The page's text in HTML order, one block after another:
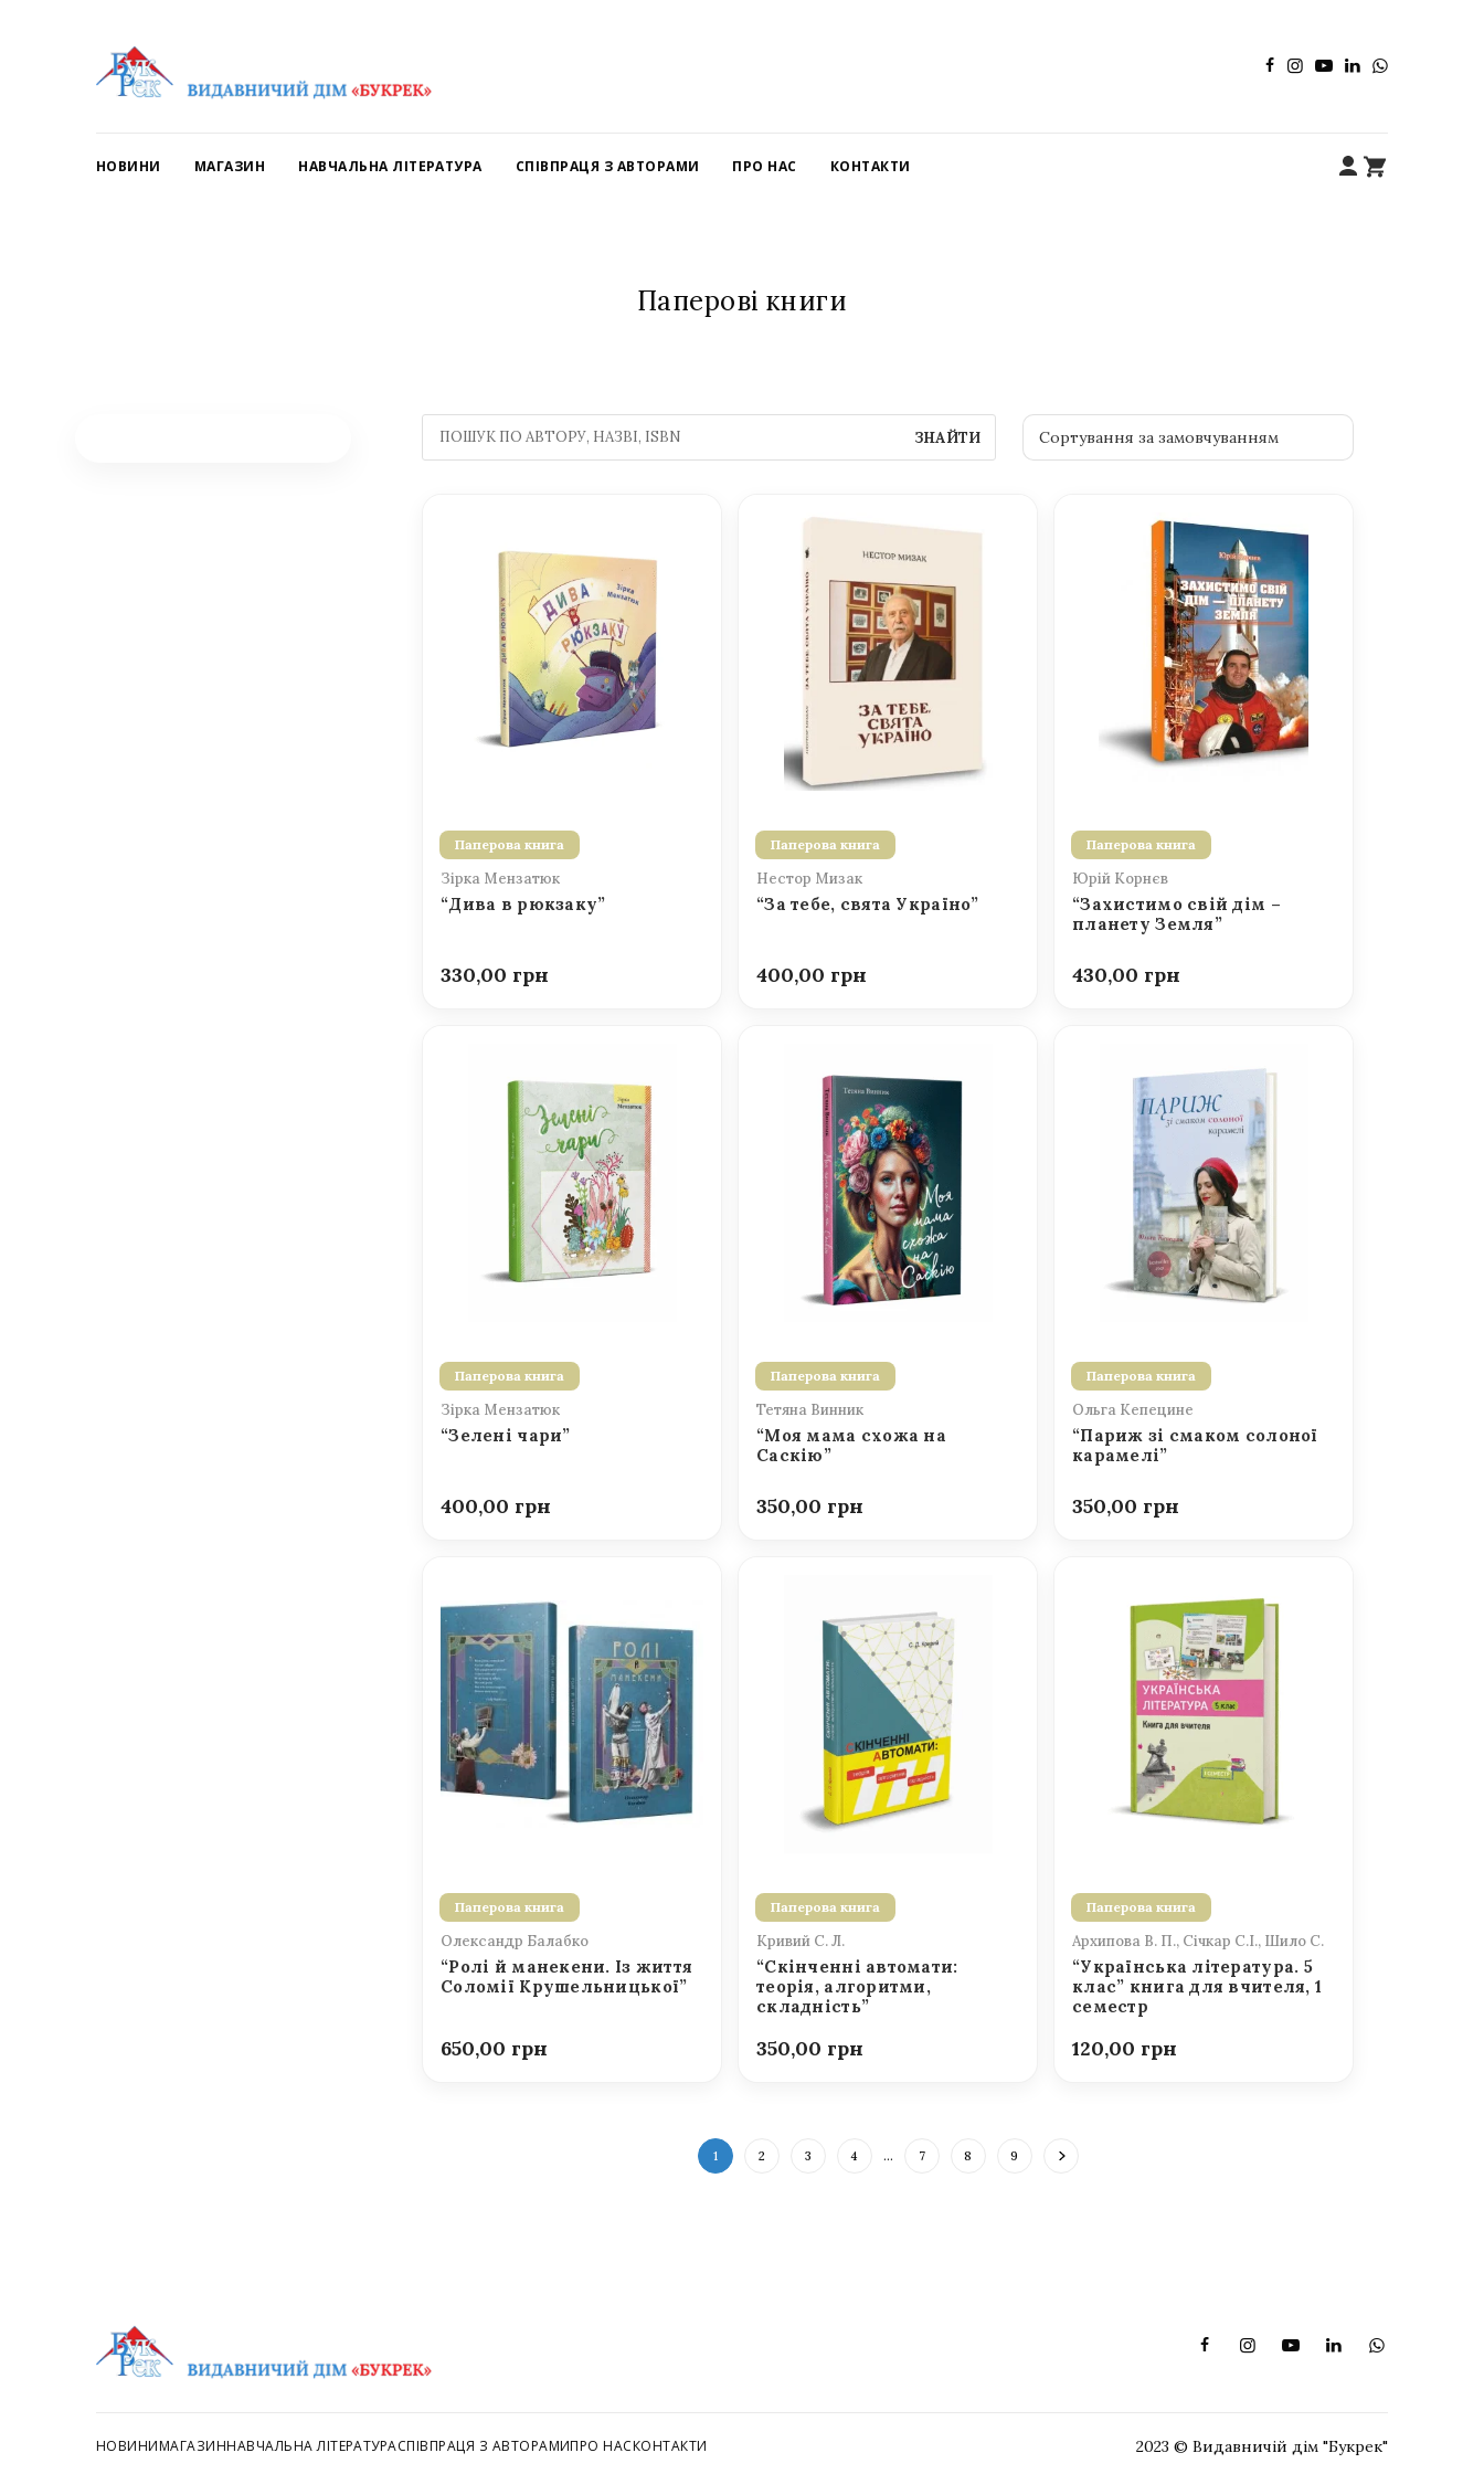
НОВИНИ МАГАЗИН НАВЧАЛЬНА ЛІТЕРАТУРА СПІВПРАЦЯ З АВТОРАМИ ПРО НАС КОНТАКТИ
Паперові книги
ЗНАЙТИ
Паперова книга
Зірка Мензатюк
“Дива в рюкзаку”
330,00
Паперова книга
Нестор Мизак
“За тебе, свята Україно”
400,00
Паперова книга
Юрій Корнєв
“Захистимо свій дім –
планету Земля”
430,00
Паперова книга
Зірка Мензатюк
“Зелені чари”
400,00
Паперова книга
Тетяна Винник
“Моя мама схожа на
Саскію”
350,00
Паперова книга
Ольга Кепецине
“Париж зі смаком солоної
карамелі”
350,00
Паперова книга
Олександр Балабко
“Ролі й манекени. Із життя
Соломії Крушельницької”
650,00
Паперова книга
Кривий С. Л.
“Скінченні автомати:
теорія, алгоритми,
складність”
350,00
Паперова книга
Архипова В. П., Січкар С.І., Шило С.
“Українська література. 5
клас” книга для вчителя, 1
семестр
120,00
1 2 3 4 … 7 8 9
НОВИНИМАГАЗИННАВЧАЛЬНА ЛІТЕРАТУРАСПІВПРАЦЯ З АВТОРАМИПРО НАСКОНТАКТИ 2023 © Видавничій дім "Букрек"